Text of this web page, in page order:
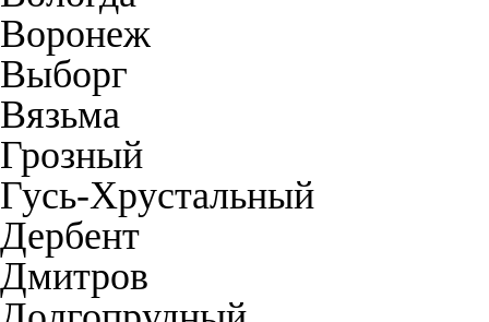
Воронеж
Выборг
Вязьма
Грозный
Гусь-Хрустальный
Дербент
Дмитров